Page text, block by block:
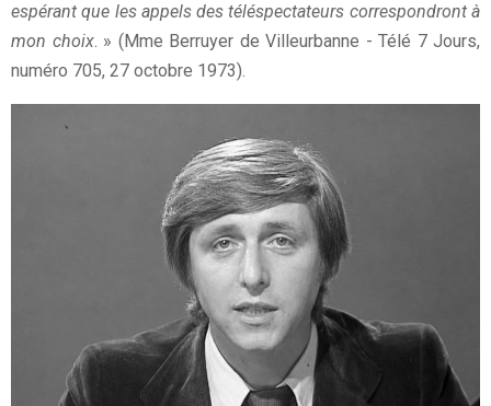
espérant que les appels des téléspectateurs correspondront à
mon choix. » (Mme Berruyer de Villeurbanne - Télé 7 Jours,
numéro 705, 27 octobre 1973).